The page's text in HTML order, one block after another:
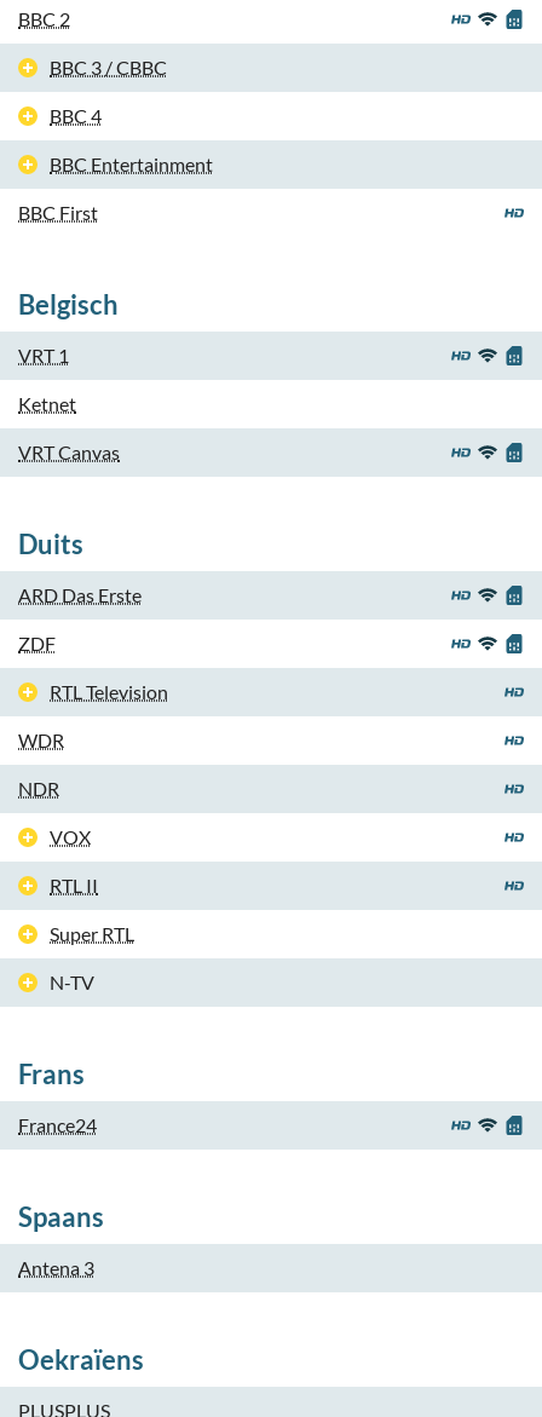
BBC 2
BBC 3 / CBBC
BBC 4
BBC Entertainment
BBC First
Belgisch
VRT 1
Ketnet
VRT Canvas
Duits
ARD Das Erste
ZDF
RTL Television
WDR
NDR
VOX
RTL II
Super RTL
N-TV
Frans
France24
Spaans
Antena 3
Oekraïens
PLUSPLUS